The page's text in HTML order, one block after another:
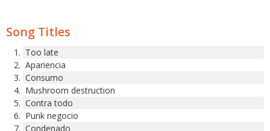
Song Titles
Too late
Apariencia
Consumo
Mushroom destruction
Contra todo
Punk negocio
Condenado